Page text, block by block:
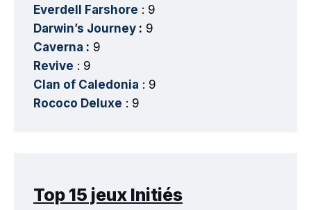
Everdell Farshore : 9
Darwin’s Journey : 9
Caverna : 9
Revive : 9
Clan of Caledonia : 9
Rococo Deluxe : 9
Top 15 jeux Initiés